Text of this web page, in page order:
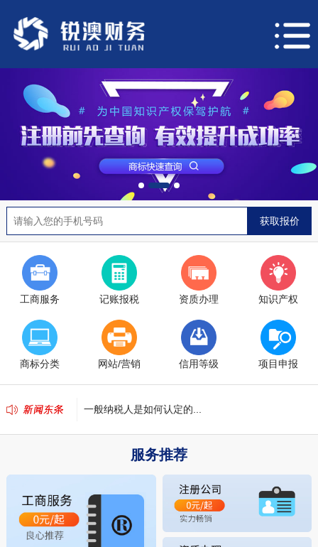
工商服务 记账报税 资质办理 知识产权
商标分类 网站/营销 信用等级 项目申报
商标注册的八大作用...
商标注册申请的基本流程有哪些？...
一般纳税人是如何认定的...
公司减资申请流程 需要的请尽快收藏...
这八种情况下需要出具验资报告...
服务推荐